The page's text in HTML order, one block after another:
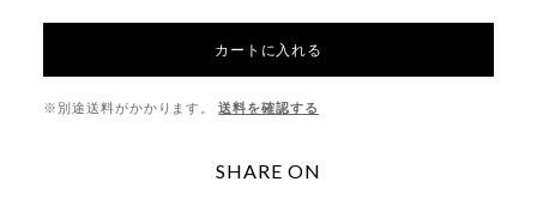
カートに入れる
※別途送料がかかります。 送料を確認する
SHARE ON